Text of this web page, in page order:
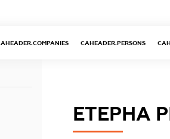
CAHEADER.PERSONS
ЕТЕРНА